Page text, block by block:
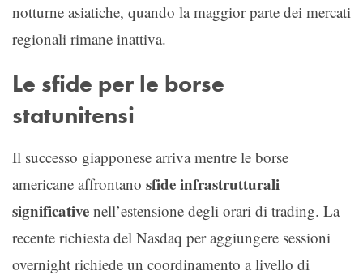
notturne asiatiche, quando la maggior parte dei mercati
regionali rimane inattiva.
Le sfide per le borse
statunitensi
Il successo giapponese arriva mentre le borse
americane affrontano sfide infrastrutturali
significative nell’estensione degli orari di trading. La
recente richiesta del Nasdaq per aggiungere sessioni
overnight richiede un coordinamento a livello di